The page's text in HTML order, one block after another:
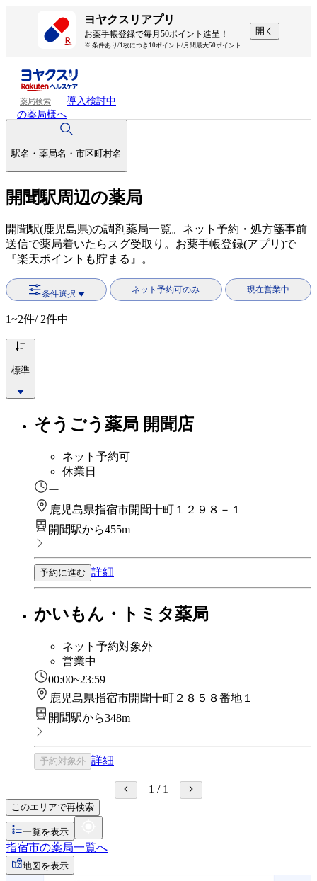
ヨヤクスリアプリ
お薬手帳登録で毎月50ポイント進呈！
※ 条件あり/1枚につき10ポイント/月間最大50ポイント
開く
薬局検索
導入検討中
の薬局様へ
駅名・薬局名・市区町村名
開聞駅周辺の薬局
開聞駅(鹿児島県)の調剤薬局一覧。ネット予約・処方箋事前
送信で薬局着いたらスグ受取り。お薬手帳登録(アプリ)で
『楽天ポイントも貯まる』。
条件選択 ネット予約可のみ 現在営業中
1~2件/ 2件中
標準
そうごう薬局 開聞店
ネット予約可
休業日
ー
鹿児島県指宿市開聞十町１２９８－１
開聞駅から455m
予約に進む 詳細
かいもん・トミタ薬局
ネット予約対象外
営業中
00:00~23:59
鹿児島県指宿市開聞十町２８５８番地１
開聞駅から348m
予約対象外 詳細
1 / 1
このエリアで再検索
一覧を表示
指宿市の薬局一覧へ
地図を表示